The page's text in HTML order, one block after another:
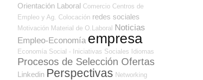
Orientación Laboral Comercio Centros de
Empleo y Ag. Colocación redes sociales
Motivación Material de O.Laboral Noticias
Empleo-Economía empresa
Economía Social - Iniciativas Sociales Idiomas
Procesos de Selección Ofertas
Linkedin Perspectivas Networking